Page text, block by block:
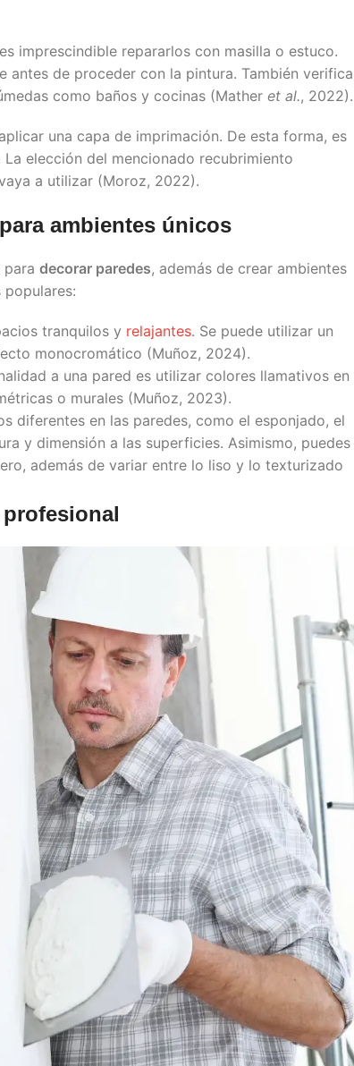
imprescindible repararlos con masilla o estuco.
de proceder con la pintura. También verifica
como baños y cocinas (Mather et al., 2022).
una capa de imprimación. De esta forma, es
elección del mencionado recubrimiento
a utilizar (Moroz, 2022).
ambientes únicos
decorar paredes, además de crear ambientes
populares:
tranquilos y relajantes. Se puede utilizar un
monocromático (Muñoz, 2024).
a una pared es utilizar colores llamativos en
o murales (Muñoz, 2023).
diferentes en las paredes, como el esponjado, el
y dimensión a las superficies. Asimismo, puedes
además de variar entre lo liso y lo texturizado